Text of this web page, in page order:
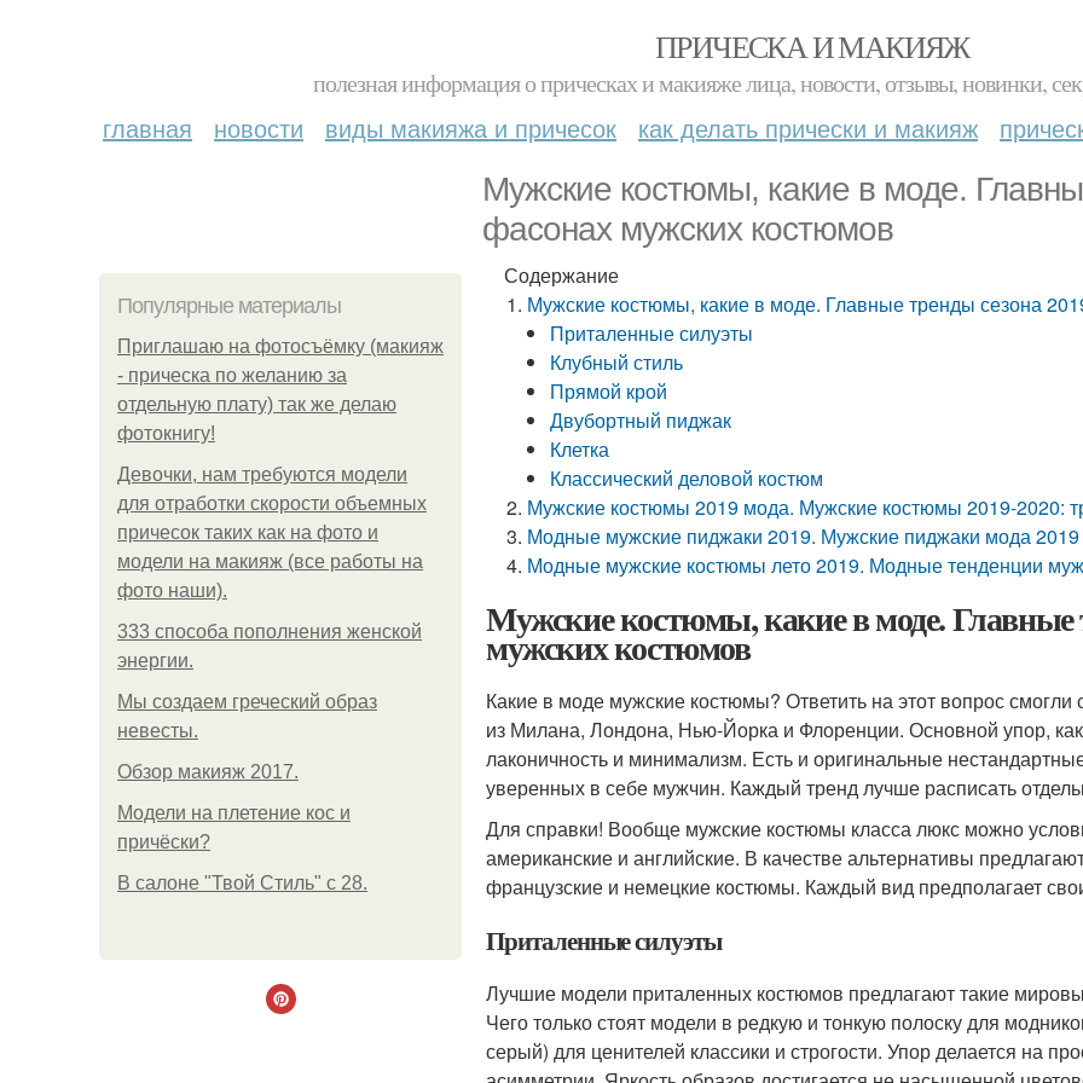
ПРИЧЕСКА И МАКИЯЖ
полезная информация о прическах и макияже лица, новости, отзывы, новинки,
главная новости виды макияжа и причесок как делать прически и макияж
Мужские костюмы, какие в моде.
фасонах мужских костюмов
Популярные материалы
Приглашаю на фотосъёмку (макияж
- прическа по желанию за
отдельную плату) так же делаю
фотокнигу!
Девочки, нам требуются модели
для отработки скорости объемных
причесок таких как на фото и
модели на макияж (все работы на
фото наши).
333 способа пополнения женской
энергии.
Мы создаем греческий образ
невесты.
Обзор макияж 2017.
Модели на плетение кос и
причёски?
В салоне "Твой Стиль" с 28.
Содержание
Мужские костюмы, какие в моде. Главные тренды сезона
Приталенные силуэты
Клубный стиль
Прямой крой
Двубортный пиджак
Клетка
Классический деловой костюм
Мужские костюмы 2019 мода. Мужские костюмы 2019-2020:
Модные мужские пиджаки 2019. Мужские пиджаки мода 2019
Модные мужские костюмы лето 2019. Модные тенденции
Мужские костюмы, какие в моде. Главные
мужских костюмов
Какие в моде мужские костюмы? Ответить на этот вопрос
из Милана, Лондона, Нью-Йорка и Флоренции. Основной упор,
лаконичность и минимализм. Есть и оригинальные
уверенных в себе мужчин. Каждый тренд лучше расписать
Для справки! Вообще мужские костюмы класса люкс можно
американские и английские. В качестве альтернативы
французские и немецкие костюмы. Каждый вид предполагает
Приталенные силуэты
Лучшие модели приталенных костюмов предлагают такие
Чего только стоят модели в редкую и тонкую полоску для
серый) для ценителей классики и строгости. Упор делается на